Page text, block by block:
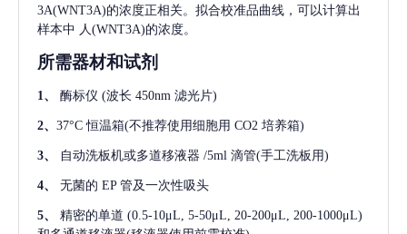
3A(WNT3A)的浓度正相关。拟合校准品曲线，可以计算出
样本中 人(WNT3A)的浓度。
所需器材和试剂
1、 酶标仪 (波长 450nm 滤光片)
2、 37°C 恒温箱(不推荐使用细胞用 CO2 培养箱)
3、 自动洗板机或多道移液器 /5ml 滴管(手工洗板用)
4、 无菌的 EP 管及一次性吸头
5、 精密的单道 (0.5-10μL, 5-50μL, 20-200μL, 200-1000μL)